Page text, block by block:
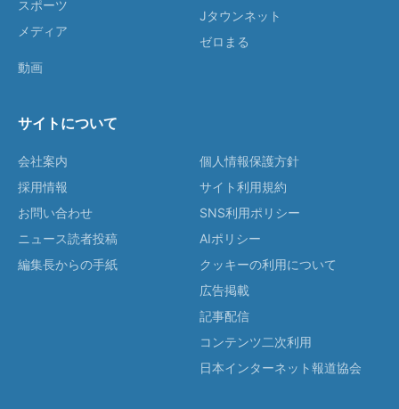
スポーツ
メディア
動画
Jタウンネット
ゼロまる
サイトについて
会社案内
採用情報
お問い合わせ
ニュース読者投稿
編集長からの手紙
個人情報保護方針
サイト利用規約
SNS利用ポリシー
AIポリシー
クッキーの利用について
広告掲載
記事配信
コンテンツ二次利用
日本インターネット報道協会